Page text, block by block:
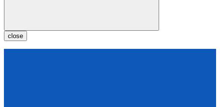
close